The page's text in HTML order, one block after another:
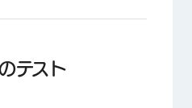
テスト